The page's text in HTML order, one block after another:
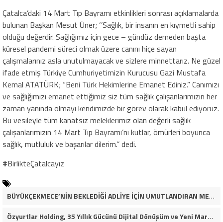
Çatalca’daki 14 Mart Tıp Bayramı etkinlikleri sonrası açıklamalarda
bulunan Başkan Mesut Üner; ‘’Sağlık, bir insanın en kıymetli sahip
olduğu değerdir. Sağlığımız için gece – gündüz demeden başta
küresel pandemi süreci olmak üzere canını hiçe sayan
çalışmalarınız asla unutulmayacak ve sizlere minnettarız. Ne güzel
ifade etmiş Türkiye Cumhuriyetimizin Kurucusu Gazi Mustafa
Kemal ATATÜRK; “Beni Türk Hekimlerine Emanet Ediniz.” Canımızı
ve sağlığımızı emanet ettiğimiz siz tüm sağlık çalışanlarımızın her
zaman yanında olmayı kendimizde bir görev olarak kabul ediyoruz.
Bu vesileyle tüm kanatsız meleklerimiz olan değerli sağlık
çalışanlarımızın 14 Mart Tıp Bayramı’nı kutlar, ömürleri boyunca
sağlık, mutluluk ve başarılar dilerim.’’dedi.
#BirlikteÇatalcayız
BÜYÜKÇEKMECE’NİN BEKLEDİĞİ ADLİYE İÇİN UMUTLANDIRAN MESAJ
Özyurtlar Holding, 35 Yıllık Gücünü Dijital Dönüşüm ve Yeni Marka Stratejisiyle Geleceğe Taşıyor